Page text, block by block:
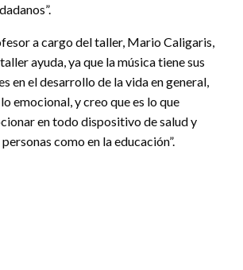
a cargo del taller, Mario Caligaris,
ayuda, ya que la música tiene sus
en el desarrollo de la vida en general,
emocional, y creo que es lo que
en todo dispositivo de salud y
como en la educación”.